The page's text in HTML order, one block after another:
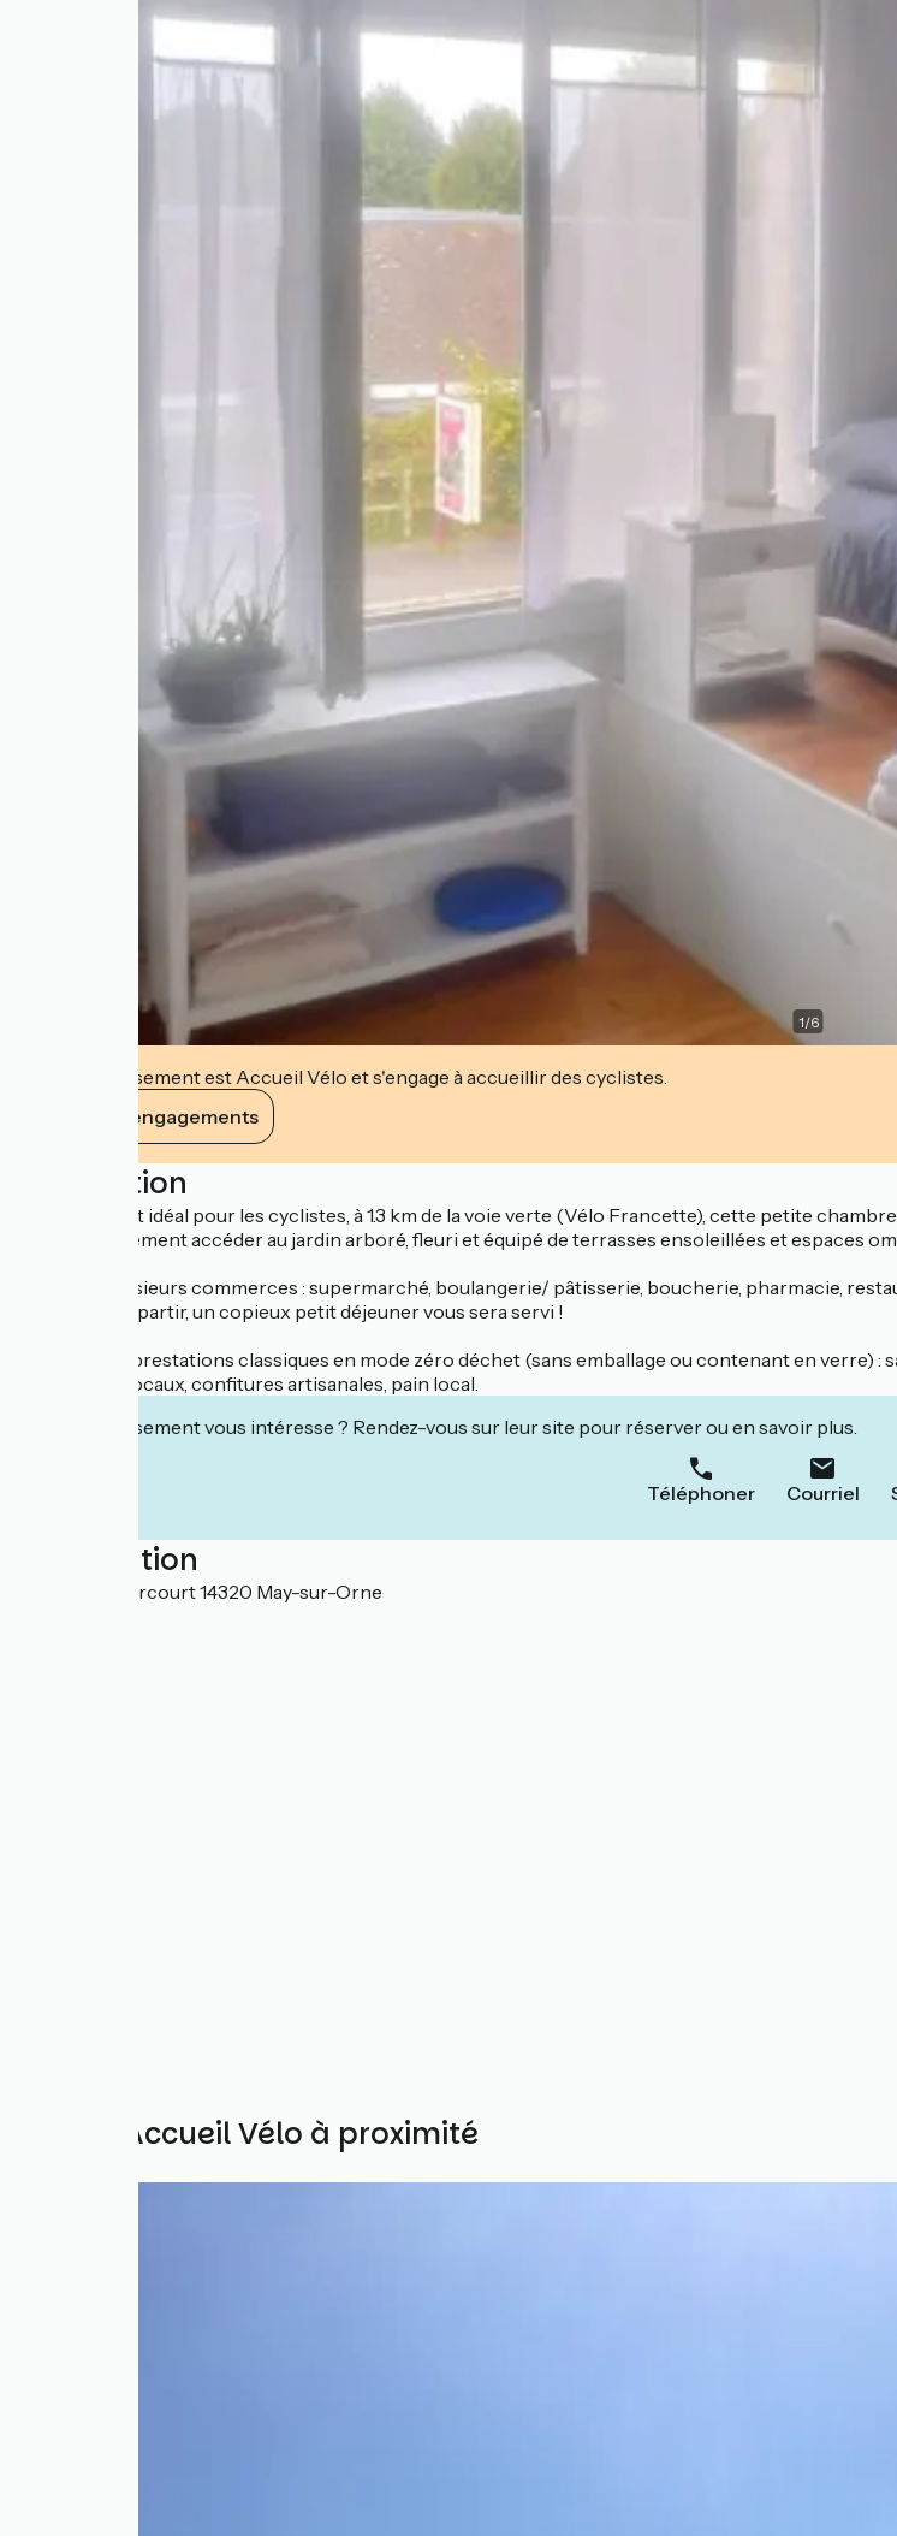
1/6
Cet établissement est Accueil Vélo et s'engage à accueillir des cyclistes.
Voir ses engagements
Description
Hébergement idéal pour les cyclistes, à 1.3 km de la voie verte (Vélo Francette), cette petite
pourrez également accéder au jardin arboré, fleuri et équipé de terrasses ensoleillées et espaces
Sur place plusieurs commerces : supermarché, boulangerie/ pâtisserie, boucherie, pharmacie,
Et avant de repartir, un copieux petit déjeuner vous sera servi !
Au total, des prestations classiques en mode zéro déchet (sans emballage ou contenant en verre)
beurres bio locaux, confitures artisanales, pain local.
Cet établissement vous intéresse ? Rendez-vous sur leur site pour réserver ou en savoir plus.
Téléphoner Courriel
Localisation
29 route d'Harcourt 14320 May-sur-Orne
Autres Accueil Vélo à proximité